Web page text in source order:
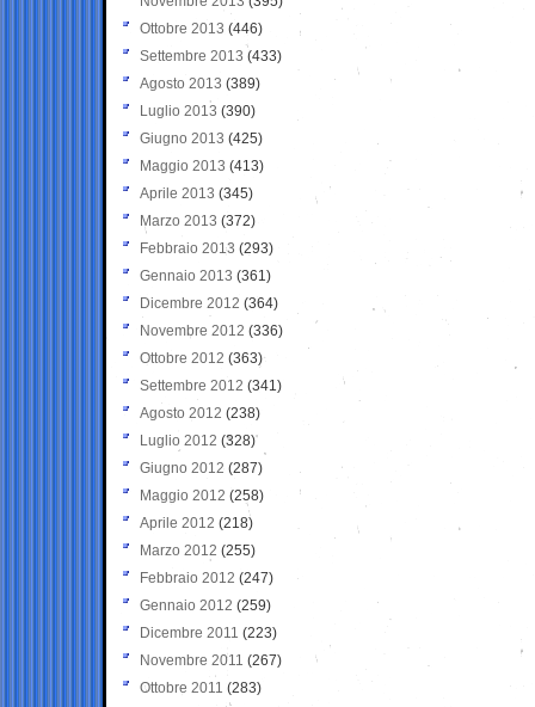
Ottobre 2013 (446)
Settembre 2013 (433)
Agosto 2013 (389)
Luglio 2013 (390)
Giugno 2013 (425)
Maggio 2013 (413)
Aprile 2013 (345)
Marzo 2013 (372)
Febbraio 2013 (293)
Gennaio 2013 (361)
Dicembre 2012 (364)
Novembre 2012 (336)
Ottobre 2012 (363)
Settembre 2012 (341)
Agosto 2012 (238)
Luglio 2012 (328)
Giugno 2012 (287)
Maggio 2012 (258)
Aprile 2012 (218)
Marzo 2012 (255)
Febbraio 2012 (247)
Gennaio 2012 (259)
Dicembre 2011 (223)
Novembre 2011 (267)
Ottobre 2011 (283)